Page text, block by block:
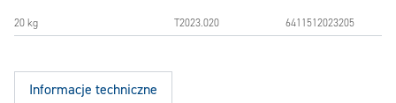
20 kg T2023.020 6411512023205
Informacje techniczne